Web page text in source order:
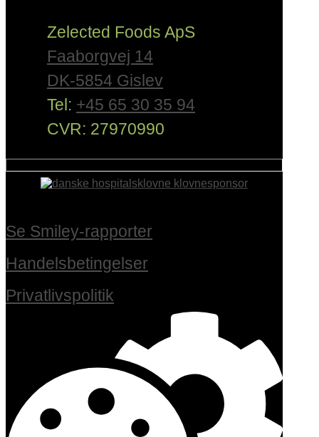
Zelected Foods ApS
Faaborgvej 14
DK-5854 Gislev
Tel: +45 65 30 35 94
CVR: 27970990
Se Smiley-rapporter
Handelsbetingelser
Privatlivspolitik